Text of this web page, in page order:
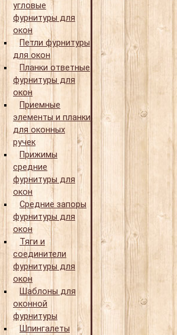
угловые
фурнитуры для
окон
Петли фурнитуры
для окон
Планки ответные
фурнитуры для
окон
Приемные
элементы и планки
для оконных
ручек
Прижимы
средние
фурнитуры для
окон
Средние запоры
фурнитуры для
окон
Тяги и
соединители
фурнитуры для
окон
Шаблоны для
оконной
фурнитуры
Шпингалеты